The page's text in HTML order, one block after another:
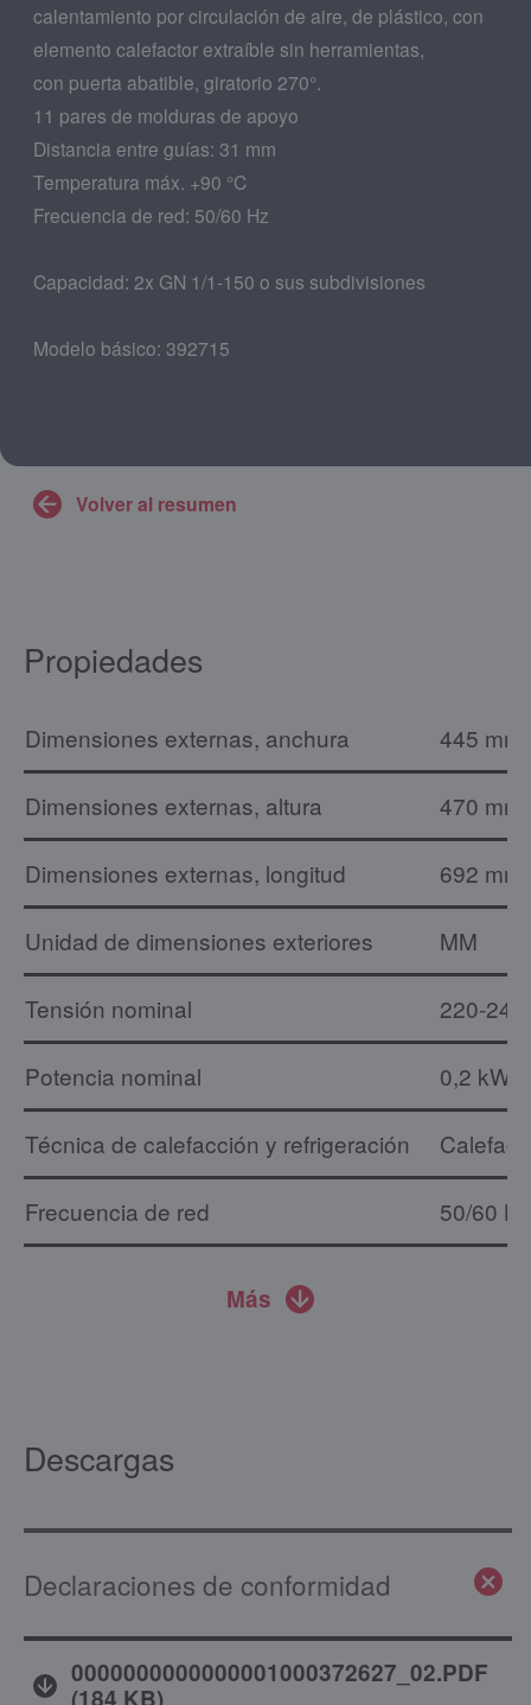
calentamiento por circulación de aire, de plástico, con
elemento calefactor extraíble sin herramientas,
con puerta abatible, giratorio 270°.
11 pares de molduras de apoyo
Distancia entre guías: 31 mm
Temperatura máx. +90 °C
Frecuencia de red: 50/60 Hz
Capacidad: 2x GN 1/1-150 o sus subdivisiones
Modelo básico: 392715
Volver al resumen
Propiedades
Dimensiones externas, anchura 445 mm
Dimensiones externas, altura 470 mm
Dimensiones externas, longitud 692 mm
Unidad de dimensiones exteriores MM
Tensión nominal 220-240
Potencia nominal 0,2 kW
Técnica de calefacción y refrigeración
Frecuencia de red 50/60 Hz
Más
Descargas
Declaraciones de conformidad
0000000000000001000372627_02.PDF
(184 KB)